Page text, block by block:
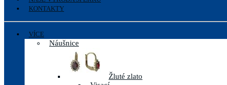
KONTAKTY
VÍCE
Náušnice
Žluté zlato